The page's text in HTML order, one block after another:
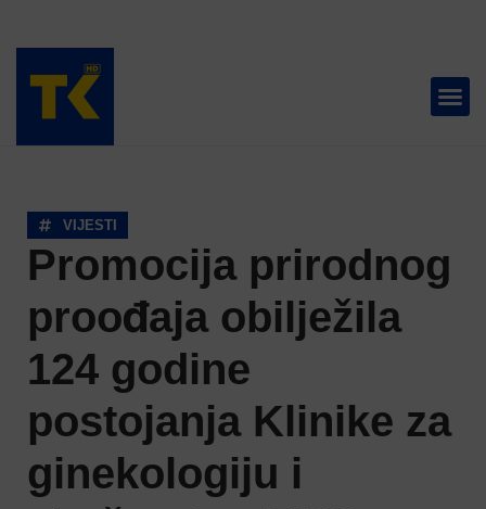
VIJESTI
Promocija prirodnog
proođaja obilježila
124 godine
postojanja Klinike za
ginekologiju i